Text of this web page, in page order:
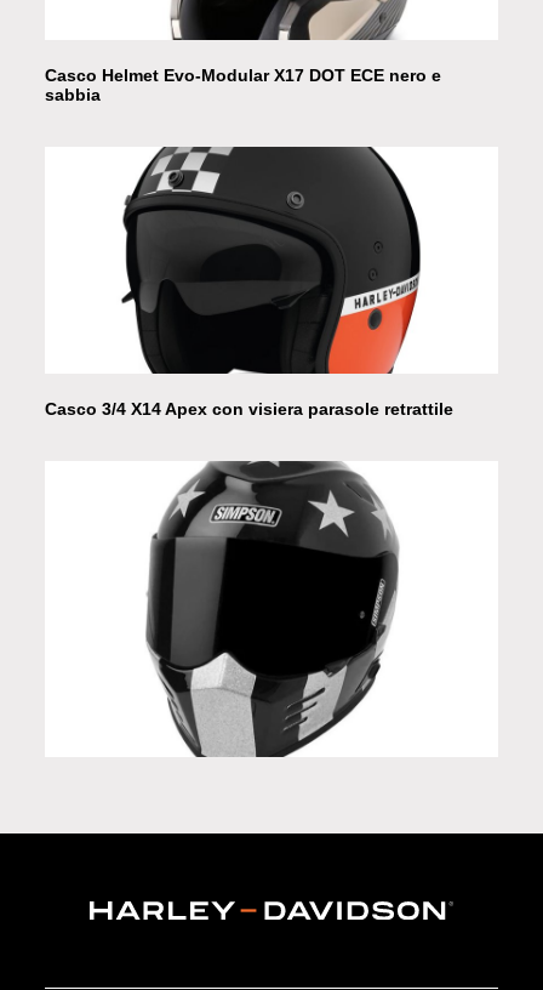
Casco Helmet Evo-Modular X17 DOT ECE nero e
sabbia
Casco 3/4 X14 Apex con visiera parasole retrattile
Casco integrale Simpson Venom STING RAE E 06